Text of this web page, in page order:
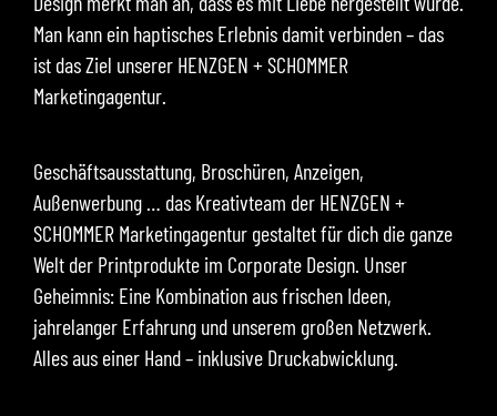
Man kann ein haptisches Erlebnis damit verbinden – das
ist das Ziel unserer HENZGEN + SCHOMMER
Marketingagentur.
Geschäftsausstattung, Broschüren, Anzeigen,
Außenwerbung … das Kreativteam der HENZGEN +
SCHOMMER Marketingagentur gestaltet für dich die ganze
Welt der Printprodukte im Corporate Design. Unser
Geheimnis: Eine Kombination aus frischen Ideen,
jahrelanger Erfahrung und unserem großen Netzwerk.
Alles aus einer Hand – inklusive Druckabwicklung.